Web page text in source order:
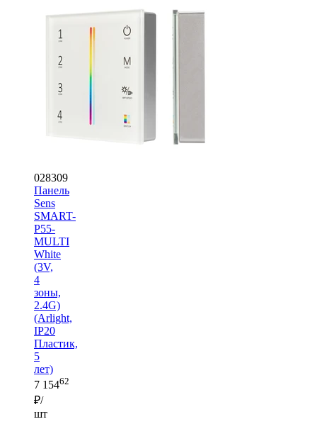
028309
Панель
Sens
SMART-
P55-
MULTI
White
(3V,
4
зоны,
2.4G)
(Arlight,
IP20
Пластик,
5
лет)
7 15462
₽/
шт